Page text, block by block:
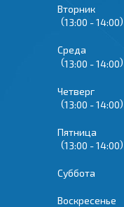
Вторник
13:00
14:00
Среда
13:00
14:00
Четверг
13:00
14:00
Пятница
13:00
14:00
Суббота
Воскресенье